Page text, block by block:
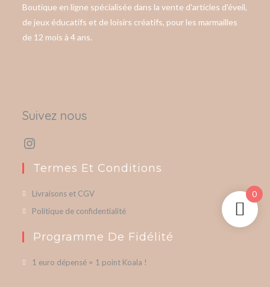
Boutique en ligne spécialisée dans la vente d'articles d'éveil,
de jeux éducatifs et de loisirs créatifs, pour les marmailles
de 12 mois à 4 ans.
Suivez nous
Termes Et Conditions
Livraisons et CGV
Politique de confidentialité
Programme De Fidélité
1 euro dépensé = 1 point Koala !
0